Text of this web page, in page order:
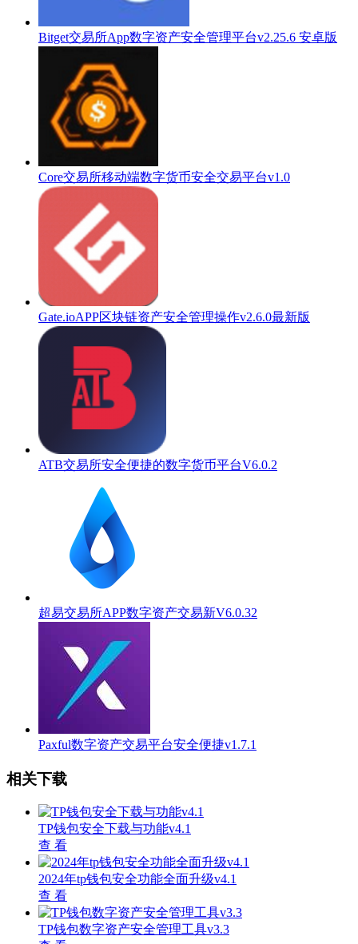
Bitget交易所App数字资产安全管理平台v2.25.6 安卓版
Core交易所移动端数字货币安全交易平台v1.0
Gate.ioAPP区块链资产安全管理操作v2.6.0最新版
ATB交易所安全便捷的数字货币平台V6.0.2
超易交易所APP数字资产交易新V6.0.32
Paxful数字资产交易平台安全便捷v1.7.1
相关下载
TP钱包安全下载与功能v4.1
查 看
2024年tp钱包安全功能全面升级v4.1
查 看
TP钱包数字资产安全管理工具v3.3